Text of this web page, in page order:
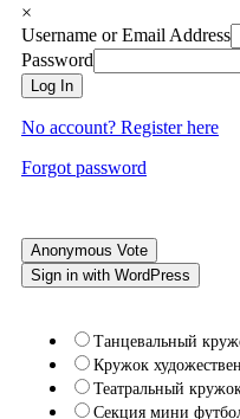
×
Username or Email Address
Password
Log In
No account? Register here
Forgot password
Anonymous Vote
Sign in with WordPress
Танцевальный
Кружок
Театральный
Секция мини